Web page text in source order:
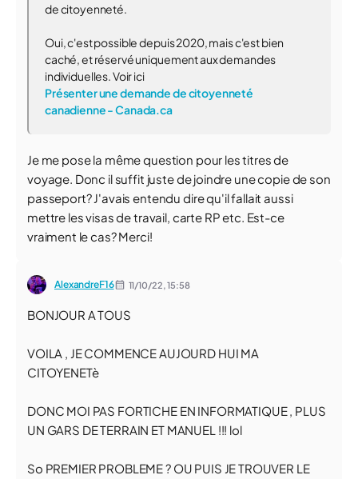
de citoyenneté.
Oui, c'est possible depuis 2020, mais c'est bien
caché, et réservé uniquement aux demandes
individuelles. Voir ici
Présenter une demande de citoyenneté
canadienne - Canada.ca
Je me pose la même question pour les titres de
voyage. Donc il suffit juste de joindre une copie de son
passeport? J'avais entendu dire qu'il fallait aussi
mettre les visas de travail, carte RP etc. Est-ce
vraiment le cas? Merci!
AlexandreF16 11/10/22,15:58
BONJOUR A TOUS
VOILA , JE COMMENCE AUJOURD HUI MA
CITOYENETè
DONC MOI PAS FORTICHE EN INFORMATIQUE , PLUS
UN GARS DE TERRAIN ET MANUEL !!! lol
So PREMIER PROBLEME ? OU PUIS JE TROUVER LE